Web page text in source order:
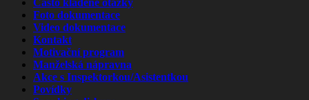
Foto dokumentace
Video dokumentace
Kontakt
Motivační program
Manželská nápravna
Akce s Inspektorkou/Asistentkou
Povídky